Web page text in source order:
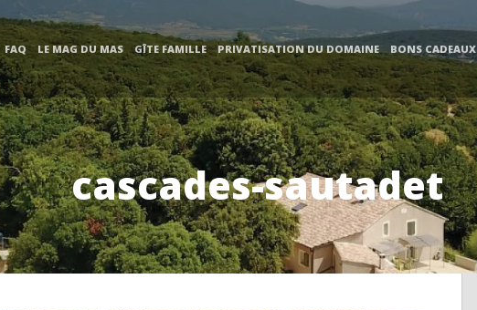
FAQ LE MAG DU MAS GÎTE FAMILLE PRIVATISATION DU DOMAINE BONS CADEAUX
cascades-sautadet